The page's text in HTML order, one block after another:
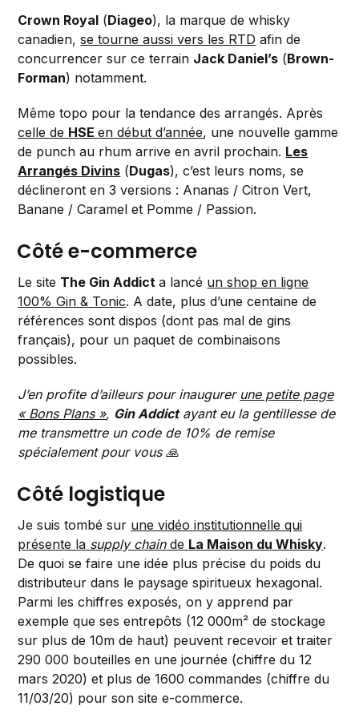
Crown Royal (Diageo), la marque de whisky
canadien,se tourne aussi vers les RTD afin de
concurrencer sur ce terrain Jack Daniel’s (Brown-
Forman) notamment.
Même topo pour la tendance des arrangés. Après
celle de HSEen début d’année, une nouvelle gamme
de punch au rhum arrive en avril prochain. Les
Arrangés Divins (Dugas), c’est leurs noms, se
déclineront en 3 versions : Ananas / Citron Vert,
Banane / Caramel et Pomme / Passion.
Côté e-commerce
Le site The Gin Addicta lancé un shop en ligne
100% Gin & Tonic. A date, plus d’une centaine de
références sont dispos (dont pas mal de gins
français), pour un paquet de combinaisons
possibles.
J’en profite d’ailleurs pour inaugurer une petite page
« Bons Plans », Gin Addictayant eu la gentillesse de
me transmettre un code de 10% de remise
spécialement pour vous 🙏
Côté logistique
Je suis tombé sur une vidéo institutionnelle qui
présente la supply chainde La Maison du Whisky.
De quoi se faire une idée plus précise du poids du
distributeur dans le paysage spiritueux hexagonal.
Parmi les chiffres exposés, on y apprend par
exemple que ses entrepôts (12 000m² de stockage
sur plus de 10m de haut) peuvent recevoir et traiter
290 000 bouteilles en une journée (chiffre du 12
mars 2020) et plus de 1600 commandes (chiffre du
11/03/20) pour son site e-commerce.